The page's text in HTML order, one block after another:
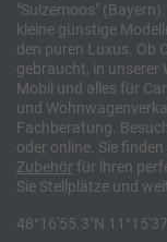
"Sulzemoos"
kleine günstige
den puren Luxus. Ob
gebraucht, in unserer
Mobil und alles für
und
Fachberatung.
oder online. Sie finden
Zubehör für ihren
Sie Stellplätze und
48°16'55.3"N